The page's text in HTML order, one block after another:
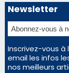
Newsletter
Inscrivez-vous
email les infos
nos meilleurs